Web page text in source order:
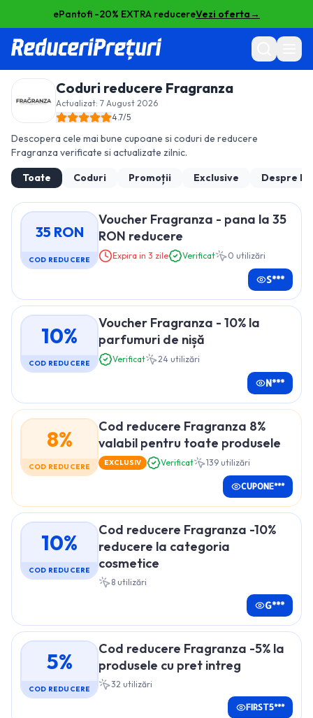
ePantofi -20% EXTRA reducereVezi oferta→
Coduri reducere Fragranza
Actualizat: 7 August 2026
4.7/5
Descopera cele mai bune cupoane si coduri de reducere
Fragranza verificate si actualizate zilnic.
Toate
Coduri Promoții Exclusive Despre
35 RON
COD REDUCERE
Voucher Fragranza - pana la 35
RON reducere
Expira in 3 zile Verificat 0 utilizări
S***
10%
COD REDUCERE
Voucher Fragranza - 10% la
parfumuri de nișă
Verificat 24 utilizări
N***
8%
COD REDUCERE
Cod reducere Fragranza 8%
valabil pentru toate produsele
EXCLUSIV Verificat 139 utilizări
CUPONE***
10%
COD REDUCERE
Cod reducere Fragranza -10%
reducere la categoria
cosmetice
8 utilizări
G***
5%
COD REDUCERE
Cod reducere Fragranza -5% la
produsele cu pret intreg
32 utilizări
FIRST5***